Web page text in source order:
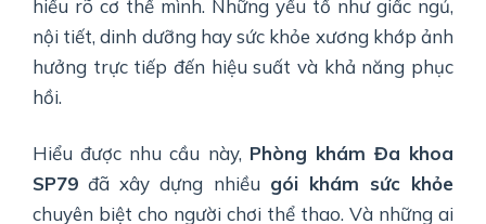
hiểu rõ cơ thể mình. Những yếu tố như giấc ngủ,
nội tiết, dinh dưỡng hay sức khỏe xương khớp ảnh
hưởng trực tiếp đến hiệu suất và khả năng phục
hồi.
Hiểu được nhu cầu này, Phòng khám Đa khoa
SP79 đã xây dựng nhiều gói khám sức khỏe
chuyên biệt cho người chơi thể thao. Và những ai